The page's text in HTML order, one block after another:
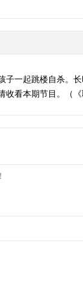
一起跳楼自杀。
看本期节目。（《